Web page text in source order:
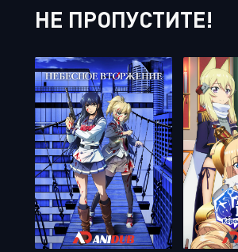
НЕ ПРОПУСТИТЕ!